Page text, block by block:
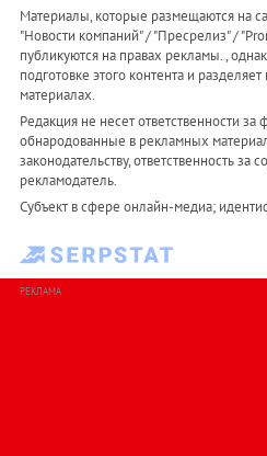
Материалы, которые размещаются на
"Новости компаний" / "Пресрелиз" /
публикуются на правах рекламы. ,
подготовке этого контента и
материалах.
Редакция не несет ответственности
обнародованные в рекламных
законодательству, ответственность
рекламодатель.
Субъект в сфере онлайн-медиа;
РЕКЛАМА